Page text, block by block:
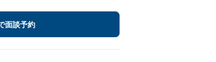
面談予約